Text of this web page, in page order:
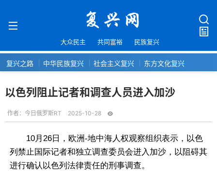
大众民主 共同富裕 民族复兴
复兴之路 中华民族复兴 社会主义复兴 东方文化复兴
以色列阻止记者和调查人员进入加沙
作者： 今日俄罗斯RT 2025-10-28
10月26日，欧洲-地中海人权观察组织表示，以色
列禁止国际记者和独立调查委员会进入加沙，以阻碍其
进行确认以色列法律责任的刑事调查。